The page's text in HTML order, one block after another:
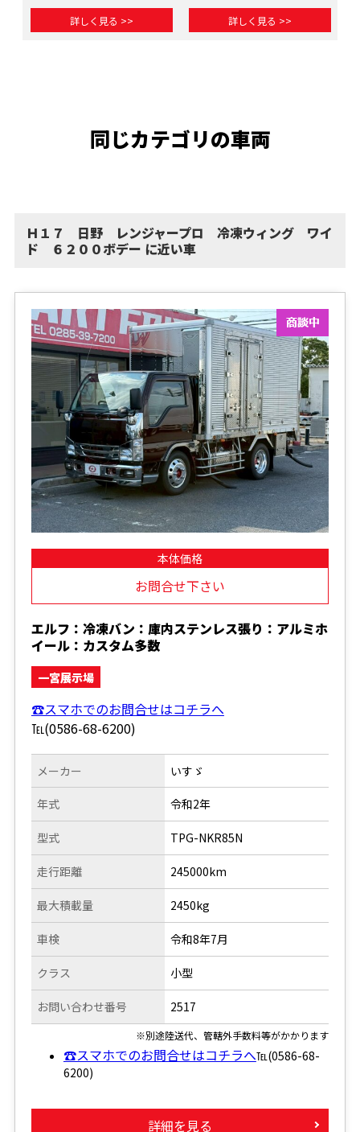
詳しく見る >> 詳しく見る >>
同じカテゴリの車両
Ｈ１７ 日野 レンジャープロ 冷凍ウィング ワイ
ド ６２００ボデー に近い車
本体価格
お問合せ下さい
エルフ：冷凍バン：庫内ステンレス張り：アルミホ
イール：カスタム多数
一宮展示場
☎スマホでのお問合せはコチラへ
℡(0586-68-6200)
メーカー
年式
型式
走行距離
いすゞ
令和2年
TPG-NKR85N
245000km
最大積載量
車検
クラス
お問い合わせ番号
2450kg
令和8年7月
小型
2517
※別途陸送代、管轄外手数料等がかかります
☎スマホでのお問合せはコチラへ℡(0586-68-
6200)
詳細を見る